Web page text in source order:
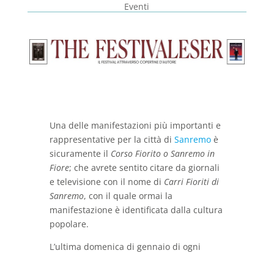
Eventi
Una delle manifestazioni più importanti e
rappresentative per la città di Sanremoè
sicuramente il Corso Fiorito o Sanremo in
Fiore; che avrete sentito citare da giornali
e televisione con il nome di Carri Fioriti di
Sanremo, con il quale ormai la
manifestazione è identificata dalla cultura
popolare.
L’ultima domenica di gennaio di ogni